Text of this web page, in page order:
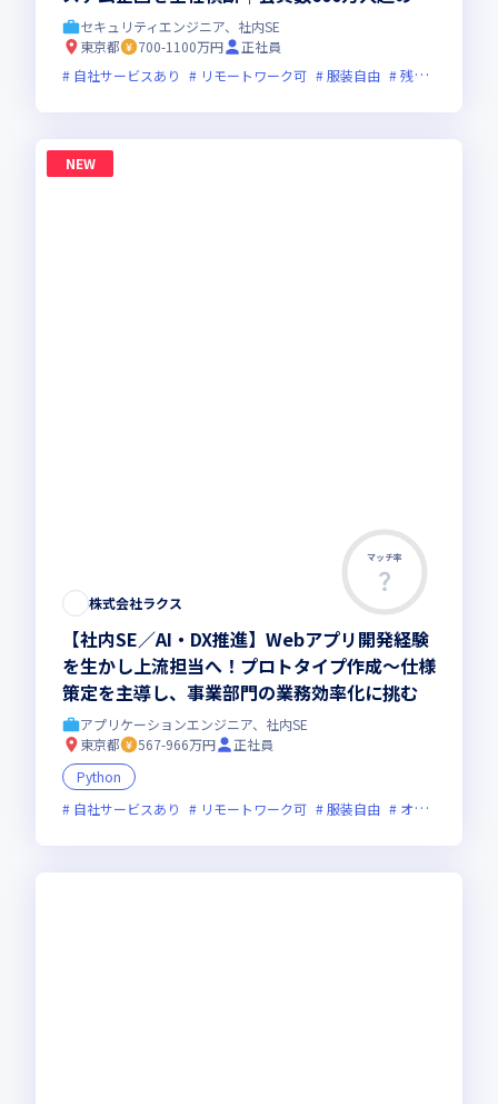
社サービス｜ハイブリッド勤務(週3出社)
セキュリティエンジニア、社内SE
東京都
700-1100万円
正社員
自社サービスあり
リモートワーク可 服装自由 残業月20時間未満
NEW
マッチ率
株式会社ラクス
【社内SE／AI・DX推進】Webアプリ開発経験
を生かし上流担当へ！プロトタイプ作成〜仕様
策定を主導し、事業部門の業務効率化に挑む
アプリケーションエンジニア、社内SE
東京都
567-966万円
正社員
Python
自社サービスあり
リモートワーク可 服装自由 オンライン選考可